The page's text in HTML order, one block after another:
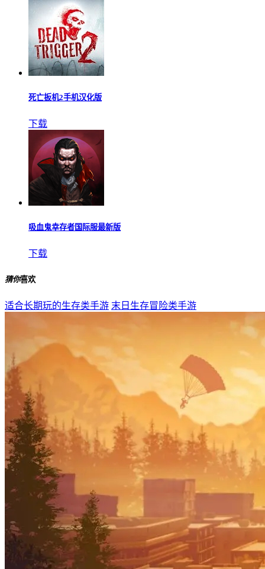
下载
吸血鬼幸存者国际服最新版
下载
猜你喜欢
适合长期玩的生存类手游 末日生存冒险类手游